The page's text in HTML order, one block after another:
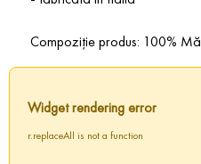
Compoziție produs: 100%
Widget rendering error
r.replaceAll is not a function